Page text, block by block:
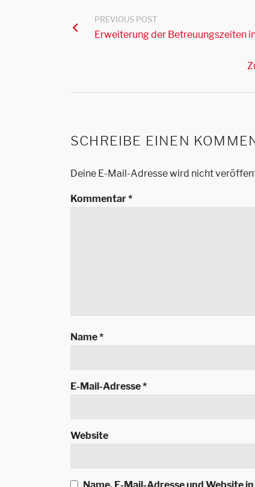
PREVIOUS POST
Erweiterung der Betreuungszeiten
SCHREIBE EINEN
Deine E-Mail-Adresse wird nicht
Kommentar*
Name*
E-Mail-Adresse*
Website